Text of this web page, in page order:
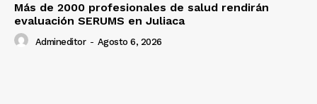
Más de 2000 profesionales de salud rendirán
evaluación SERUMS en Juliaca
Admineditor - Agosto 6, 2026